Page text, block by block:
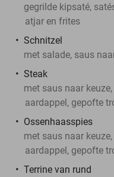
gegrilde kipsaté,
atjar en frites
Schnitzel
met salade, saus
Steak
met saus naar
aardappel, gepofte
Ossenhaasspies
met saus naar
aardappel, gepofte
Terrine van rund